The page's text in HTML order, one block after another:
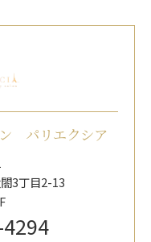
ン パリエクシア
3丁目2-13